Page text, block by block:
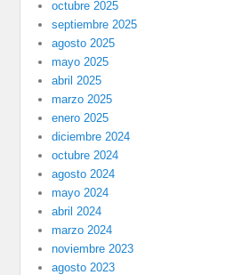
octubre 2025
septiembre 2025
agosto 2025
mayo 2025
abril 2025
marzo 2025
enero 2025
diciembre 2024
octubre 2024
agosto 2024
mayo 2024
abril 2024
marzo 2024
noviembre 2023
agosto 2023